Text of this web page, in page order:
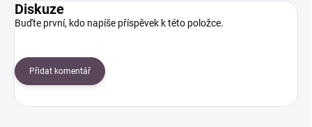
Diskuze
Buďte první, kdo napíše příspěvek k této položce.
Přidat komentář